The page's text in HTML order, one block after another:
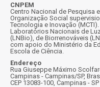
CNPEM
Centro Nacional de Pesquisa
Organização Social
Tecnologia e Inovação
Laboratórios Nacionais de
(LNBio), de Biorrenováveis
com apoio do Ministério da
Escola de Ciência.
Endereço
Rua Giuseppe Máximo
Campinas - Campinas/SP,
CEP 13083-100, Campinas -